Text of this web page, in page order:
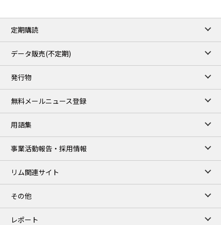
定期購読
データ販売(不定期)
発行物
無料メールニュース登録
用語集
事業活動報告・採用情報
リム関連サイト
その他
レポート